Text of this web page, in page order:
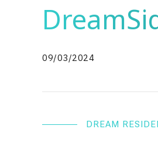
09/03/2024
DREAM